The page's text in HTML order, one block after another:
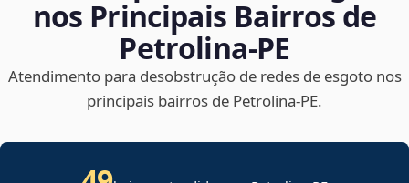
nos Principais Bairros de
Petrolina‑PE
Atendimento para desobstrução de redes de esgoto nos
principais bairros de Petrolina‑PE.